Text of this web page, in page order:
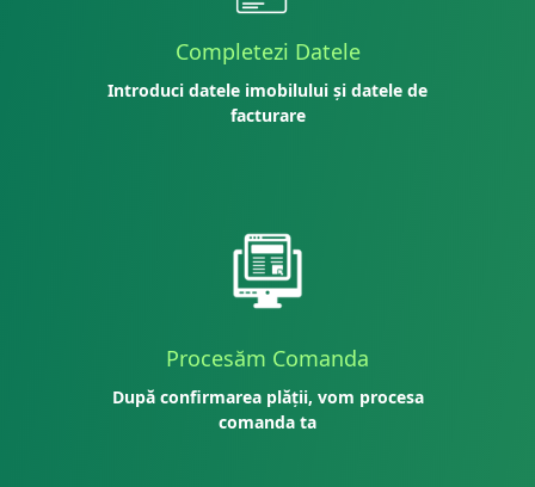
Completezi Datele
Introduci datele imobilului și datele de
facturare
Procesăm Comanda
După confirmarea plății, vom procesa
comanda ta